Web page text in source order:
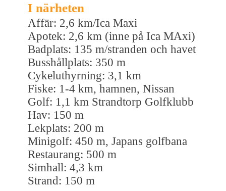
I närheten
Affär: 2,6 km/Ica Maxi
Apotek: 2,6 km (inne på Ica MAxi)
Badplats: 135 m/stranden och havet
Busshållplats: 350 m
Cykeluthyrning: 3,1 km
Fiske: 1-4 km, hamnen, Nissan
Golf: 1,1 km Strandtorp Golfklubb
Hav: 150 m
Lekplats: 200 m
Minigolf: 450 m, Japans golfbana
Restaurang: 500 m
Simhall: 4,3 km
Strand: 150 m